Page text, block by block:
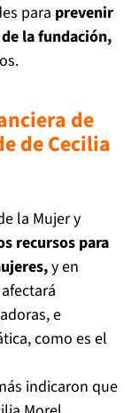
para prevenir
la fundación,
de
de Cecilia
la Mujer y
recursos para
y en
e
como es el
indicaron que